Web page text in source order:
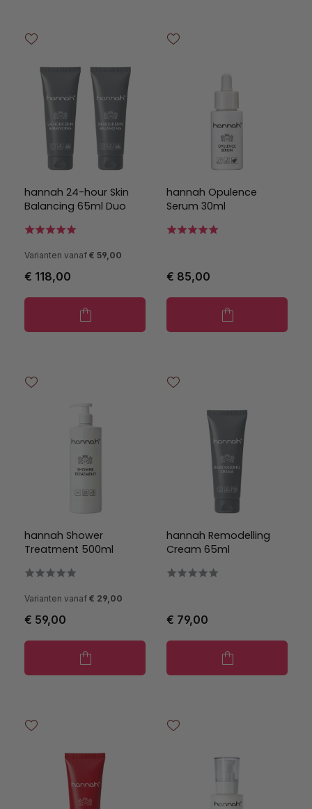
hannah 24-hour Skin
Balancing 65ml Duo
Varianten vanaf € 59,00
€ 118,00
hannah Opulence
Serum 30ml
€ 85,00
hannah Shower
Treatment 500ml
Varianten vanaf € 29,00
€ 59,00
hannah Remodelling
Cream 65ml
€ 79,00